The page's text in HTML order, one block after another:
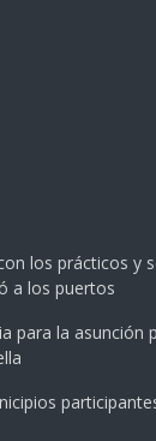
los prácticos y
a los puertos
para la asunción